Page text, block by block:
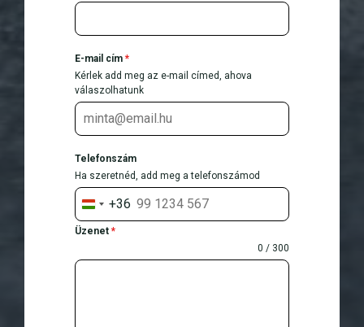
E-mail cím *
Kérlek add meg az e-mail címed, ahova
válaszolhatunk
Telefonszám
Ha szeretnéd, add meg a telefonszámod
H
u
g
+36
Üzenet *
0 / 300